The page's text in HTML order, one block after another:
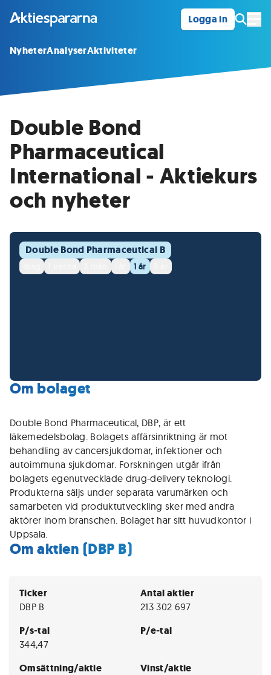
Logga in
NyheterAnalyserAktiviteter
Double Bond
Pharmaceutical
International - Aktiekurs
och nyheter
Double Bond Pharmaceutical B
1 år
Om bolaget
Double Bond Pharmaceutical, DBP, är ett
läkemedelsbolag. Bolagets affärsinriktning är mot
behandling av cancersjukdomar, infektioner och
autoimmuna sjukdomar. Forskningen utgår ifrån
bolagets egenutvecklade drug-delivery teknologi.
Produkterna säljs under separata varumärken och
samarbeten vid produktutveckling sker med andra
aktörer inom branschen. Bolaget har sitt huvudkontor i
Uppsala.
Om aktien (DBP B)
Ticker
DBP B
Antal aktier
213 302 697
P/s-tal
344,47
P/e-tal
Omsättning/aktie Vinst/aktie